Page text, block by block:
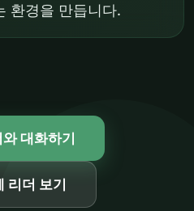
환경을 만듭니다.
대화하기
리더 보기